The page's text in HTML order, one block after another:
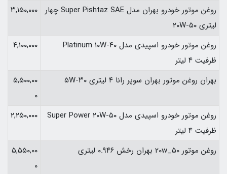
روغن موتور خودرو بهران مدل Super Pishtaz SAE چهار
لیتری ۲۰W-۵۰
۳,۱۵۰,۰۰۰
روغن موتور خودرو اسپیدی مدل Platinum ۱۰W-۴۰
ظرفیت ۴ لیتر
۴,۱۰۰,۰۰۰
بهران روغن موتور بهران سوپر رانا ۴ لیتری ۵W-۳۰
۵,۵۰۰,۰۰
۰
روغن موتور خودرو اسپیدی مدل Super Power ۲۰W-۵۰
ظرفیت ۴ لیتر
۲,۲۵۰,۰۰۰
روغن موتور ۲۰w_۵۰ بهران رخش ۰.۹۴۶ لیتری
۵,۵۵۰,۰۰
۰